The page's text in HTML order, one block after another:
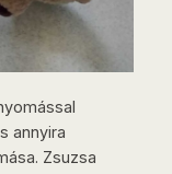
annyira
Zsuzsa